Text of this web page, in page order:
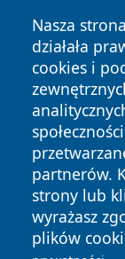
Nasza
działała
cookies i
partnerów.
strony lub
wyrażasz
plików
Copyright ©
zastrzeżone.
News Autorzy